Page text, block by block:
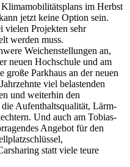
im Herbst
jetzt keine Option sein.
vielen Projekten sehr
werden muss.
Weichenstellungen an,
neuen Hochschule und am
große Parkhaus an der neuen
viel belastenden
und weiterhin den
Aufenthaltsqualität, Lärm-
Und auch am Tobias-
Angebot für den
statt viele teure